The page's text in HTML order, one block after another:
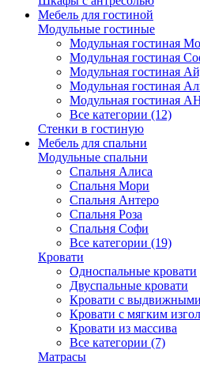
Мебель для гостиной
Модульные гостиные
Модульная гостиная
Модульная гостиная
Модульная гостиная
Модульная гостиная
Модульная гостиная
Все категории (12)
Стенки в гостиную
Мебель для спальни
Модульные спальни
Спальня Алиса
Спальня Мори
Спальня Антеро
Спальня Роза
Спальня Софи
Все категории (19)
Кровати
Односпальные кровати
Двуспальные кровати
Кровати с
Кровати с мягким
Кровати из массива
Все категории (7)
Матрасы